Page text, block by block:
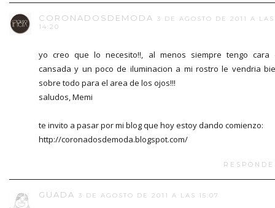
CORONADOSDEMODA
3 DE AGOSTO DE 2011 A LAS
14:20
yo creo que lo necesito!!, al menos siempre tengo cara
cansada y un poco de iluminacion a mi rostro le vendria
sobre todo para el area de los ojos!!!
saludos, Memi
te invito a pasar por mi blog que hoy estoy dando comienzo:
http://coronadosdemoda.blogspot.com/
GUADA 3 DE AGOSTO DE 2011 A LAS 15:07